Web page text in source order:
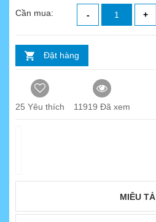
Cần mua: - +
Đặt hàng
25 Yêu thích 11919 Đã xem
MIÊU TẢ